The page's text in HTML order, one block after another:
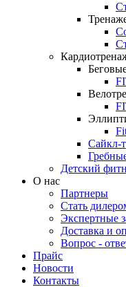
Сайкл-
Детский
О нас
Партнеры
Стать
Экспертные
Доставка и
Вопрос -
Прайс
Новости
Контакты